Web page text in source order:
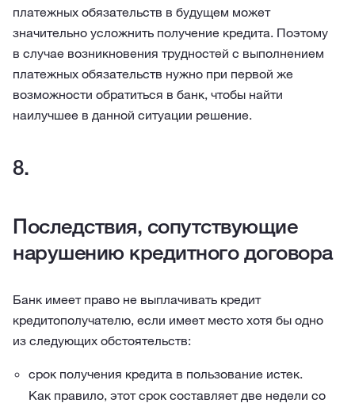
платежных обязательств в будущем может
значительно усложнить получение кредита. Поэтому
в случае возникновения трудностей с выполнением
платежных обязательств нужно при первой же
возможности обратиться в банк, чтобы найти
наилучшее в данной ситуации решение.
Последствия, сопутствующие
нарушению кредитного договора
Банк имеет право не выплачивать кредит
кредитополучателю, если имеет место хотя бы одно
из следующих обстоятельств:
срок получения кредита в пользование истек.
Как правило, этот срок составляет две недели со